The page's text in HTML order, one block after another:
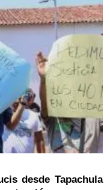
desde Tapachula